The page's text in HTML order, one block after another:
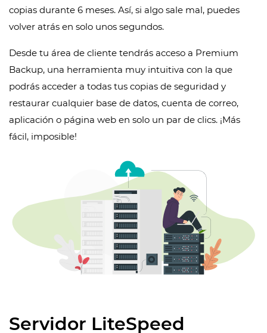
copias durante 6 meses. Así, si algo sale mal, puedes
volver atrás en solo unos segundos.
Desde tu área de cliente tendrás acceso a Premium
Backup, una herramienta muy intuitiva con la que
podrás acceder a todas tus copias de seguridad y
restaurar cualquier base de datos, cuenta de correo,
aplicación o página web en solo un par de clics. ¡Más
fácil, imposible!
Servidor LiteSpeed